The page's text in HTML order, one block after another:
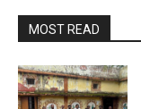
MOST READ